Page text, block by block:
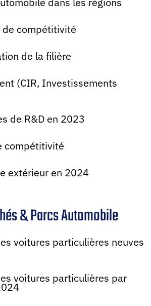
de compétitivité
de la filière
(CIR, Investissements
de R&D en 2023
compétitivité
extérieur en 2024
& Parcs Automobile
voitures particulières neuves
voitures particulières par